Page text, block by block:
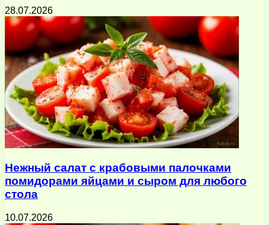
28.07.2026
Нежный салат с крабовыми палочками
помидорами яйцами и сыром для любого
стола
10.07.2026